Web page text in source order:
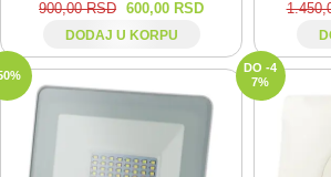
900,00RSD 600,00 RSD
DODAJ U KORPU
DO -4
7%